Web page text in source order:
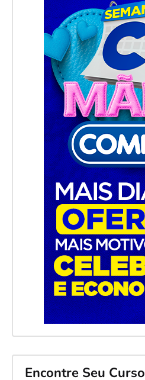
Encontre Seu Curso